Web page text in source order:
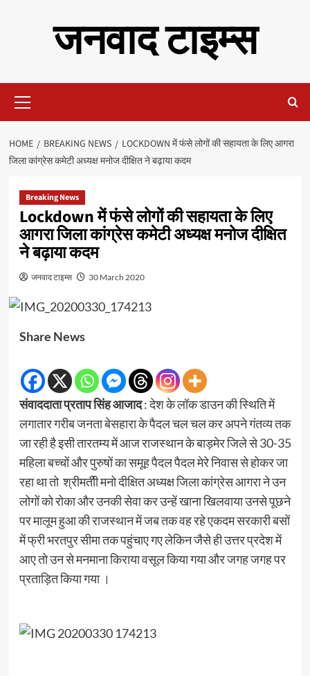
जनवाद टाइम्स
Menu
HOME BREAKING NEWS
LOCKDOWN में फंसे लोगों की सहायता के लिए आगरा
जिला कांग्रेस कमेटी अध्यक्ष मनोज दीक्षित ने बढ़ाया कदम
Breaking News
Lockdown में फंसे लोगों की सहायता के लिए
आगरा जिला कांग्रेस कमेटी अध्यक्ष मनोज दीक्षित
ने बढ़ाया कदम
जनवाद टाइम्स 30 March 2020
Share News
संवाददाता प्रताप सिंह आजाद: देश के लॉक डाउन की स्थिति में
लगातार गरीब जनता बेसहारा के पैदल चल चल कर अपने गंतव्य तक
जा रही है इसी तारतम्य में आज राजस्थान के बाड़मेर जिले से 30-35
महिला बच्चों और पुरुषों का समूह पैदल पैदल मेरे निवास से होकर जा
रहा था तो श्रीमतीी मनो दीक्षित अध्यक्ष जिला कांग्रेस आगरा ने उन
लोगों को रोका और उनकी सेवा कर उन्हें खाना खिलवाया उनसे पूछने
पर मालूम हुआ की राजस्थान में जब तक वह रहे एकदम सरकारी बसों
में फ्री भरतपुर सीमा तक पहुंचाए गए लेकिन जैसे ही उत्तर प्रदेश में
आए तो उन से मनमाना किराया वसूल किया गया और जगह जगह पर
प्रताड़ित किया गया ।